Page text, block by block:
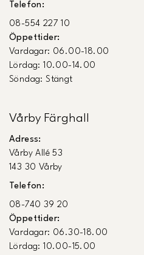
Telefon:
08-554 227 10
Öppettider:
Vardagar: 06.00-18.00
Lördag: 10.00-14.00
Söndag: Stängt
Vårby Färghall
Adress:
Vårby Allé 53
143 30 Vårby
Telefon:
08-740 39 20
Öppettider:
Vardagar: 06.30-18.00
Lördag: 10.00-15.00